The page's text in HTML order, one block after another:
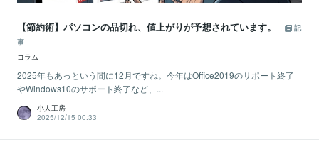
【節約術】パソコンの品切れ、値上がりが予想されています。
記
事
コラム
2025年もあっという間に12月ですね。今年はOffice2019のサポート終了
やWindows10のサポート終了など、...
小人工房
2025/12/15 00:33